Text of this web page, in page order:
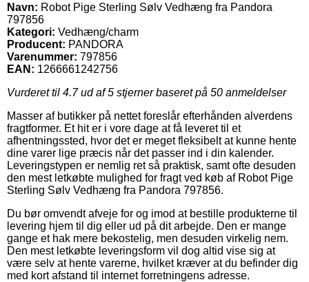
Navn: Robot Pige Sterling Sølv Vedhæng fra Pandora
797856
Kategori: Vedhæng/charm
Producent: PANDORA
Varenummer: 797856
EAN: 1266661242756
Vurderet til 4.7ud af 5 stjerner baseret på 50 anmeldelser
Masser af butikker på nettet foreslår efterhånden alverdens
fragtformer. Et hit er i vore dage at få leveret til et
afhentningssted, hvor det er meget fleksibelt at kunne hente
dine varer lige præcis når det passer ind i din kalender.
Leveringstypen er nemlig ret så praktisk, samt ofte desuden
den mest letkøbte mulighed for fragt ved køb af Robot Pige
Sterling Sølv Vedhæng fra Pandora 797856.
Du bør omvendt afveje for og imod at bestille produkterne til
levering hjem til dig eller ud på dit arbejde. Den er mange
gange et hak mere bekostelig, men desuden virkelig nem.
Den mest letkøbte leveringsform vil dog altid vise sig at
være selv at hente varerne, hvilket kræver at du befinder dig
med kort afstand til internet forretningens adresse.